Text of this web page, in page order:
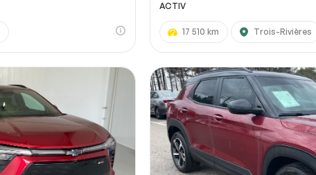
ACTIV
17 510 km Trois-Rivières